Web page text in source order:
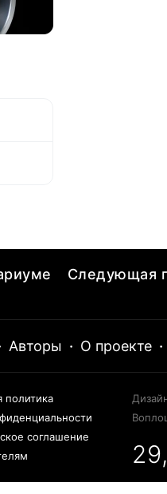
Следующая
Авторы · О проекте ·
политика
соглашение